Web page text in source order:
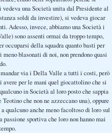
una Società unita dal Presidente al
soldi da investire), si vedeva giocar
Adesso, invece, abbiamo una Società i
sono assenti ormai da troppo tempo,
occuparsi della squadra quanto basti per
blasonati di noi, non prendono quasi
via i Della Valle a tutti i costi, però
avere per le mani quel giocattolino che si
in Società al loro posto che sappia
che non ne azzeccano una), oppure
qualcuno anche meno facoltoso di loro sul
sportiva che loro non hanno mai